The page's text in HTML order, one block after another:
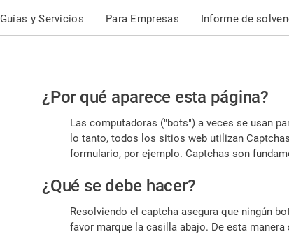
Guías y Servicios Para Empresas Informe de
Por
favor,
confirme
es
humano
¿Por qué aparece esta página?
Las computadoras ("bots") a veces se usan
lo tanto, todos los sitios web utilizan
formulario, por ejemplo. Captchas son
¿Qué se debe hacer?
Resolviendo el captcha asegura que ningún
favor marque la casilla abajo. De esta